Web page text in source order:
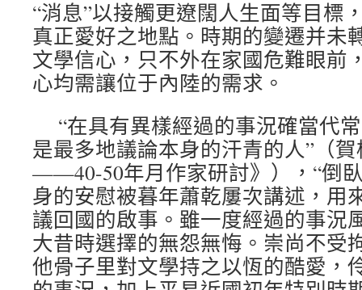
“消息”以接觸更遼闊人生面等目標
真正愛好之地點。時期的變遷并未
文學信心，只不外在家國危難眼前
心均需讓位于內陸的需求。
“在具有異樣經過的事況確當代
是最多地議論本身的汗青的人”（
——40-50年月作家研討》），“倒
身的安慰被暮年蕭乾屢次講述，用
議回國的啟事。雖一度經過的事況
大昔時選擇的無怨無悔。崇尚不受
他骨子里對文學持之以恆的酷愛，